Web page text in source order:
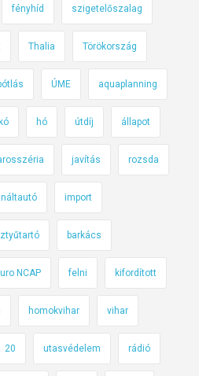
fényhíd szigetelőszalag
Thalia Törökország
ÚME aquaplanning
hó útdíj állapot
javítás rozsda
import
barkács
NCAP felni kifordított
homokvihar vihar
20 utasvédelem rádió